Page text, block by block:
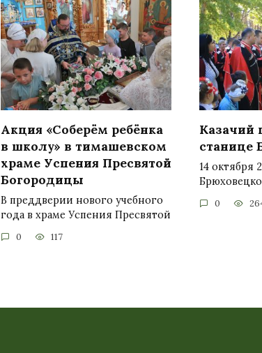
Акция «Соберём ребёнка
в школу» в тимашевском
храме Успения Пресвятой
Богородицы
В преддверии нового учебного
года в храме Успения Пресвятой
0 117
Казачий
станице
14 октября
0